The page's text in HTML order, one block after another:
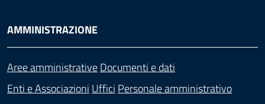
AMMINISTRAZIONE
Aree amministrativeDocumenti e dati
Enti e Associazioni Uffici Personale amministrativo